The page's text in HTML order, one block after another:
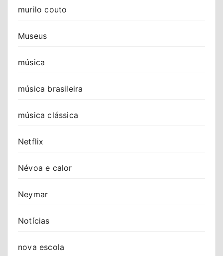
murilo couto
Museus
música
música brasileira
música clássica
Netflix
Névoa e calor
Neymar
Notícias
nova escola